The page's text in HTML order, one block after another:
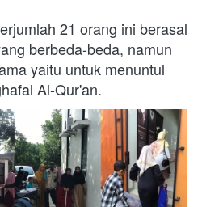
21 orang ini berasal
berbeda-beda, namun
yaitu untuk menuntul
Al-Qur'an.